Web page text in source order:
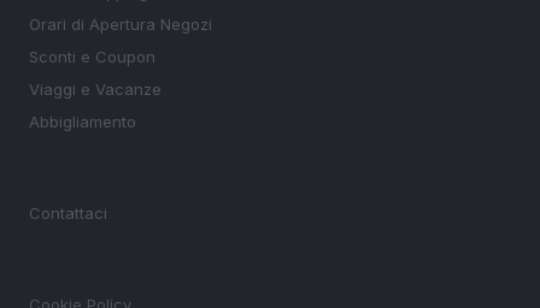
Orari di Apertura Negozi
Sconti e Coupon
Viaggi e Vacanze
Abbigliamento
Contattaci